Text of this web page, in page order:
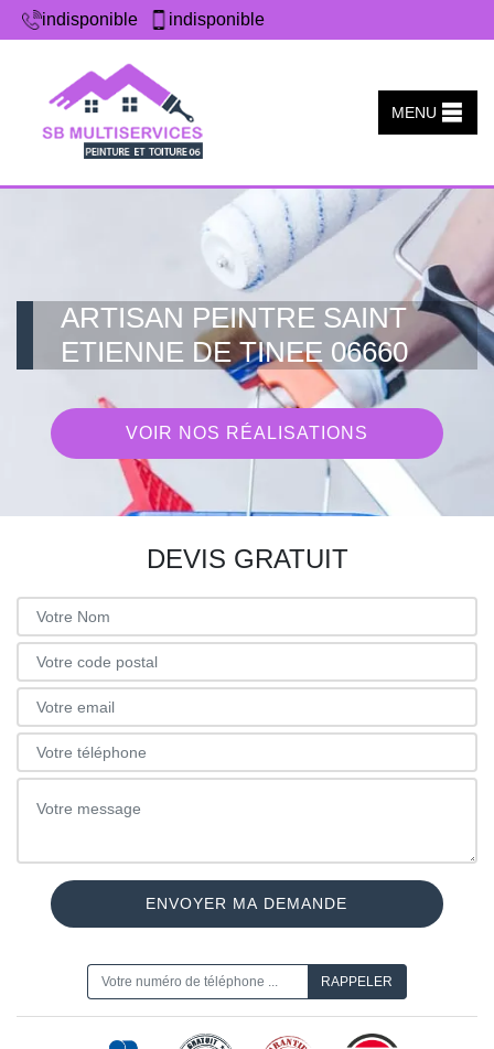
indisponible indisponible
MENU
ARTISAN PEINTRE SAINT
ETIENNE DE TINEE 06660
VOIR NOS RÉALISATIONS
DEVIS GRATUIT